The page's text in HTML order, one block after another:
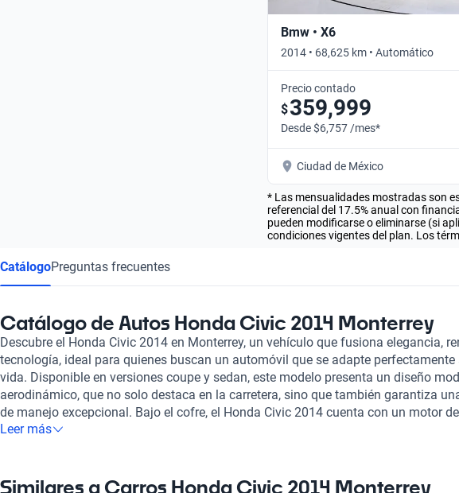
Bmw • X6
2014 • 68,625 km • Automático
Precio contado
$359,999
Desde $6,757 /mes*
Ciudad de México
* Las mensualidades mostradas son
referencial del 17.5% anual con
pueden modificarse o eliminarse (si
condiciones vigentes del plan. Los
CatálogoPreguntas frecuentes
Catálogo de Autos Honda Civic 2014 Monterrey
Descubre el Honda Civic 2014 en Monterrey, un vehículo que fusiona elegancia,
tecnología, ideal para quienes buscan un automóvil que se adapte perfectamente
vida. Disponible en versiones coupe y sedan, este modelo presenta un diseño
aerodinámico, que no solo destaca en la carretera, sino que también garantiza
de manejo excepcional. Bajo el cofre, el Honda Civic 2014 cuenta con un motor
de 1.8 a 2.4 litros, brindando una potencia de entre 140 y 202 caballos, lo que se
incluyen piel y un elegante tejido de terciopelo. En términos de seguridad, el Honda
Leer más
Similares a Carros Honda Civic 2014 Monterrey